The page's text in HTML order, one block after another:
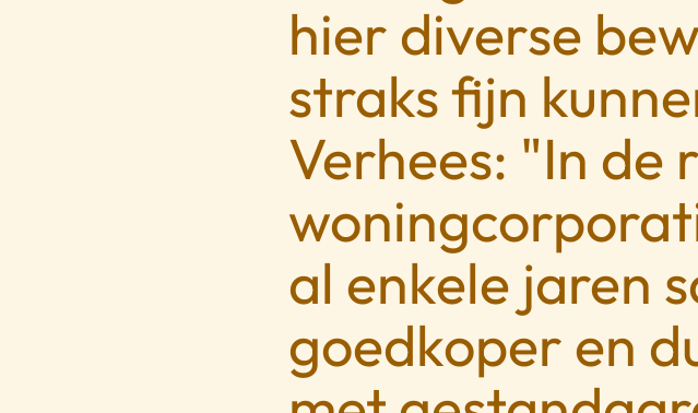
hier diverse
straks fijn
Verhees: "In de
al enkele jaren
goedkoper en